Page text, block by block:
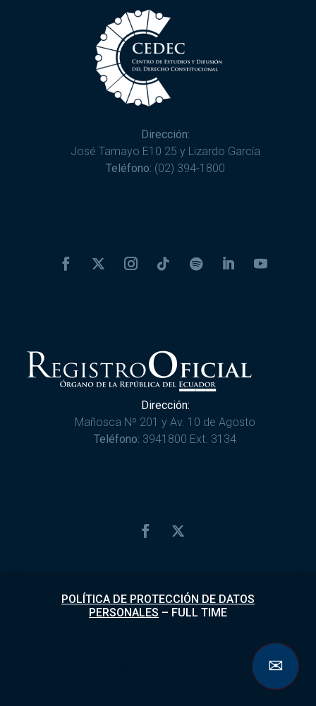
Dirección:
José Tamayo E10 25 y Lizardo García
Teléfono: (02) 394-1800
Dirección:
Mañosca Nº 201 y Av. 10 de Agosto
Teléfono: 3941800 Ext. 3134
POLÍTICA DE PROTECCIÓN DE DATOS
PERSONALES – FULL TIME
✉